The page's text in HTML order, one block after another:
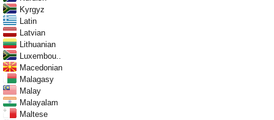
Kyrgyz
Latin
Latvian
Lithuanian
Luxembou..
Macedonian
Malagasy
Malay
Malayalam
Maltese